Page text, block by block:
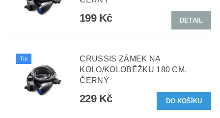
199 Kč DETAIL
Tip
CRUSSIS ZÁMEK NA
KOLO/KOLOBĚŽKU 180 CM,
ČERNÝ
229 Kč